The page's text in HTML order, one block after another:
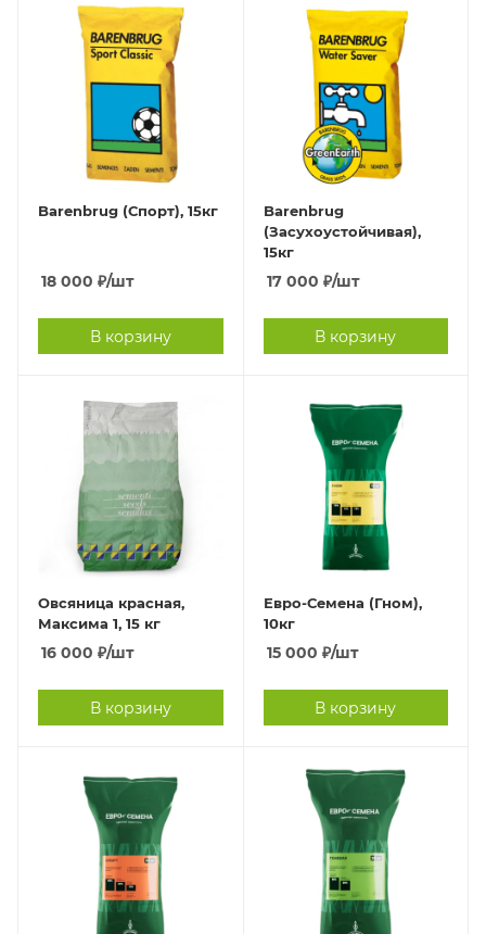
Barenbrug (Спорт), 15кг
18 000 ₽/шт
В корзину
Barenbrug
(Засухоустойчивая),
15кг
17 000 ₽/шт
В корзину
Овсяница красная,
Максима 1, 15 кг
16 000 ₽/шт
В корзину
Евро-Семена (Гном),
10кг
15 000 ₽/шт
В корзину